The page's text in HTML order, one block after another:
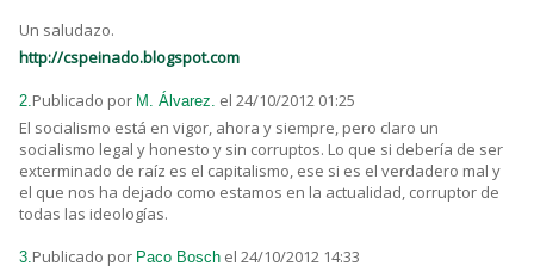
Un saludazo.
http://cspeinado.blogspot.com
2.Publicado por M. Álvarez. el 24/10/2012 01:25
El socialismo está en vigor, ahora y siempre, pero claro un
socialismo legal y honesto y sin corruptos. Lo que si debería de ser
exterminado de raíz es el capitalismo, ese si es el verdadero mal y
el que nos ha dejado como estamos en la actualidad, corruptor de
todas las ideologías.
3.Publicado por Paco Bosch el 24/10/2012 14:33